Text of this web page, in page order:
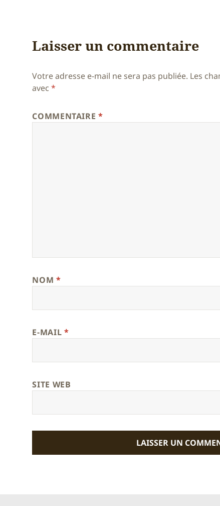
Laisser un commentaire
Votre adresse e-mail ne sera pas publiée. Les
avec*
COMMENTAIRE*
NOM *
E-MAIL *
SITE WEB